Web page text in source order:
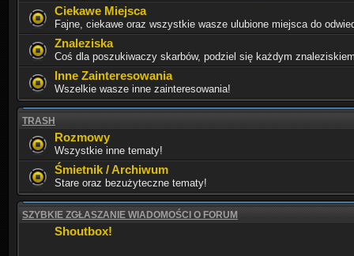
Ciekawe Miejsca
Fajne, ciekawe oraz wszystkie wasze ulubione miejsca do
Znaleziska
Coś dla poszukiwaczy skarbów, podziel się każdym
Inne Zainteresowania
Wszelkie wasze inne zainteresowania!
TRASH
Rozmowy
Wszystkie inne tematy!
Śmietnik / Archiwum
Stare oraz bezużyteczne tematy!
SZYBKIE ZGŁASZANIE WIADOMOŚCI O FORUM
Shoutbox!